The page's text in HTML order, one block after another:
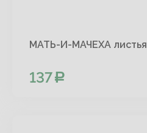
МАТЬ-И-МАЧЕХА листья
137